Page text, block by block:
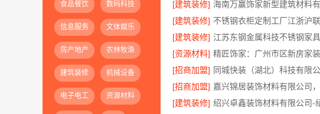
食品餐饮 数码科技
信息服务 文体娱乐
房产地产 农林牧渔
建筑装修 机械设备
电子电工 资源材料
[建筑装修]
[建筑装修]
[建筑装修]
[资源材料]
[招商加盟]
[招商加盟]
[建筑装修]